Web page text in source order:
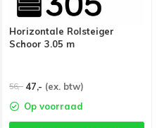
Horizontale Rolsteiger
Schoor 3.05 m
56,- 47,- (ex. btw)
Op voorraad